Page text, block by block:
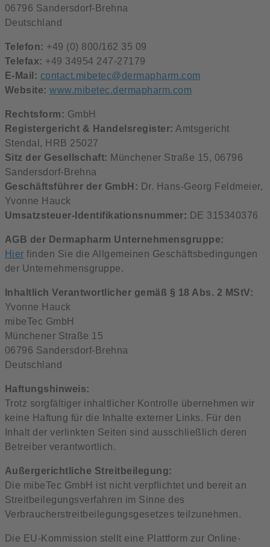
06796 Sandersdorf-Brehna
Deutschland
Telefon: +49 (0) 800/162 35 09
Telefax: +49 34954 247-27179
E-Mail: contact.mibetec@dermapharm.com
Website: www.mibetec.dermapharm.com
Rechtsform: GmbH
Registergericht & Handelsregister: Amtsgericht
Stendal, HRB 25027
Sitz der Gesellschaft: Münchener Straße 15, 06796
Sandersdorf-Brehna
Geschäftsführer der GmbH: Dr. Hans-Georg Feldmeier,
Yvonne Hauck
Umsatzsteuer-Identifikationsnummer: DE 315340376
AGB der Dermapharm Unternehmensgruppe:
Hier finden Sie die Allgemeinen Geschäftsbedingungen
der Unternehmensgruppe.
Inhaltlich Verantwortlicher gemäß § 18 Abs. 2 MStV:
Yvonne Hauck
mibeTec GmbH
Münchener Straße 15
06796 Sandersdorf-Brehna
Deutschland
Haftungshinweis:
Trotz sorgfältiger inhaltlicher Kontrolle übernehmen wir
keine Haftung für die Inhalte externer Links. Für den
Inhalt der verlinkten Seiten sind ausschließlich deren
Betreiber verantwortlich.
Außergerichtliche Streitbeilegung:
Die mibeTec GmbH ist nicht verpflichtet und bereit an
Streitbeilegungsverfahren im Sinne des
Verbraucherstreitbeilegungsgesetzes teilzunehmen.
Die EU-Kommission stellt eine Plattform zur Online-